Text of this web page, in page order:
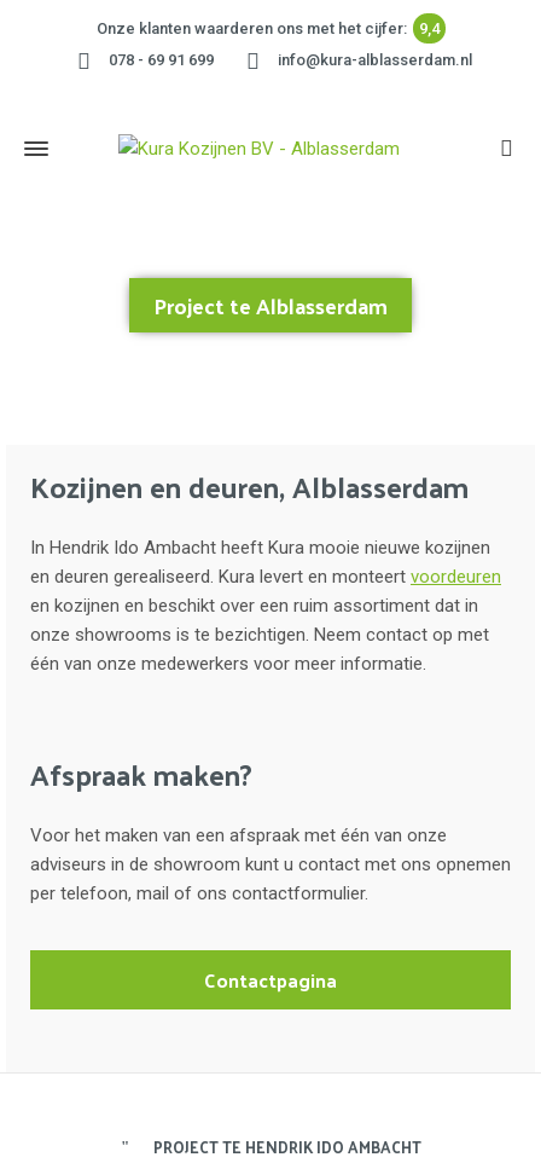
Onze klanten waarderen ons met het cijfer:
9,4
078 - 69 91 699
info@kura-alblasserdam.nl
Project te Alblasserdam
Kozijnen en deuren, Alblasserdam
In Hendrik Ido Ambacht heeft Kura mooie nieuwe kozijnen
en deuren gerealiseerd. Kura levert en monteert voordeuren
en kozijnen en beschikt over een ruim assortiment dat in
onze showrooms is te bezichtigen. Neem contact op met
één van onze medewerkers voor meer informatie.
Afspraak maken?
Voor het maken van een afspraak met één van onze
adviseurs in de showroom kunt u contact met ons opnemen
per telefoon, mail of ons contactformulier.
Contactpagina
PROJECT TE HENDRIK IDO AMBACHT